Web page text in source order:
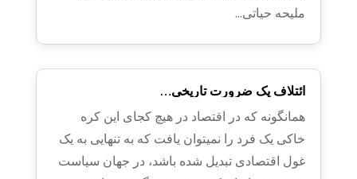
ملیحه حیاتی...
ائتلاف یک ضرورت تاریخی…
همانگونه که در اقتصاد در هیچ کجای این کره
خاکی یک فرد را نمیتوان یافت که به تنهایی به یک
غول اقتصادی تبدیل شده باشد، در جهان سیاست